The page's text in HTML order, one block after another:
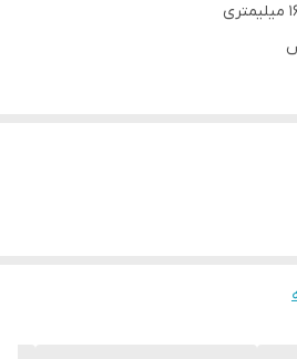
ارسال از درب تولیدی تا درب منزل